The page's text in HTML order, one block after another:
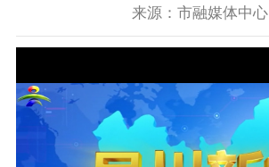
来源：市融媒体中心